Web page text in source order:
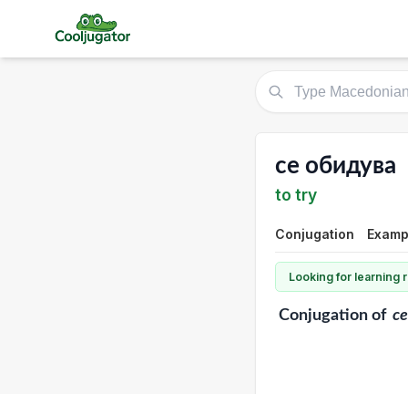
се обидува
to try
Conjugation
Looking for learning
Conjugationof